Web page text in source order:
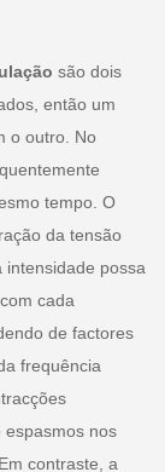
são dois
então um
o outro. No
tempo. O
da tensão
intensidade possa
cada
de factores
frequência
espasmos nos
contraste, a